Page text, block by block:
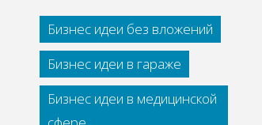
Бизнес идеи без вложений
Бизнес идеи в гараже
Бизнес идеи в медицинской